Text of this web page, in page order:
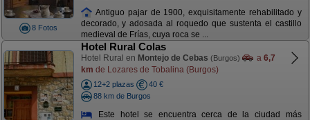
8 Fotos
Antiguo pajar de 1900, exquisitamente rehabilitado y
decorado, y adosada al roquedo que sustenta el castillo
medieval de Frías, cuya roca se ...
Hotel Rural Colas
Hotel Rural en Montejo de Cebas (Burgos) a 6,7
km de Lozares de Tobalina (Burgos)
12+2 plazas
40 €
88 km de Burgos
Este hotel se encuentra cerca de la ciudad más